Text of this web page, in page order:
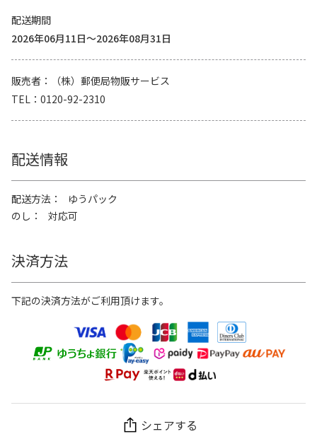
配送期間
2026年06月11日～2026年08月31日
販売者
（株）郵便局物販サービス
TEL
0120-92-2310
配送情報
配送方法
ゆうパック
のし
対応可
決済方法
下記の決済方法がご利用頂けます。
シェアする